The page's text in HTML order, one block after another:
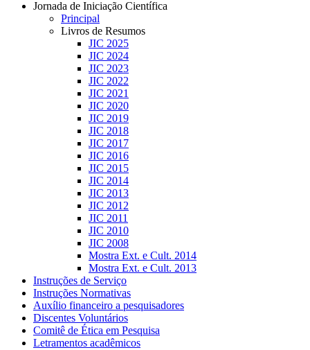
Jornada de Iniciação Científica
Principal
Livros de Resumos
JIC 2025
JIC 2024
JIC 2023
JIC 2022
JIC 2021
JIC 2020
JIC 2019
JIC 2018
JIC 2017
JIC 2016
JIC 2015
JIC 2014
JIC 2013
JIC 2012
JIC 2011
JIC 2010
JIC 2008
Mostra Ext. e Cult. 2014
Mostra Ext. e Cult. 2013
Instruções de Serviço
Instruções Normativas
Auxílio financeiro a pesquisadores
Discentes Voluntários
Comitê de Ética em Pesquisa
Letramentos acadêmicos